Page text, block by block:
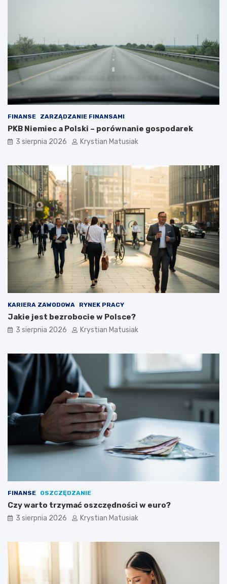
FINANSE ZARZĄDZANIE FINANSAMI
PKB Niemiec a Polski – porównanie gospodarek
3 sierpnia 2026 Krystian Matusiak
KARIERA ZAWODOWA RYNEK PRACY
Jakie jest bezrobocie w Polsce?
3 sierpnia 2026 Krystian Matusiak
FINANSE OSZCZĘDZANIE
Czy warto trzymać oszczędności w euro?
3 sierpnia 2026 Krystian Matusiak